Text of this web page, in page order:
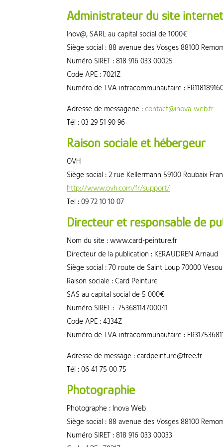
Administrateur du site
Inov@, SARL au capital social de 1000€
Siège social : 88 avenue des Vosges 88100
Numéro SIRET : 818 916 033 00025
Code APE : 7021Z
Numéro de TVA intracommunautaire :
Adresse de messagerie :contact@inova-web.fr
Tél : 03 29 51 90 96
Raison sociale et hébergeur
OVH
Siège social : 2 rue Kellermann 59100 Roubaix
http://www.ovh.com/fr/support/
Tel : 09 72 10 10 07
Directeur et responsable de
Nom du site : www.card-peinture.fr
Directeur de la publication : KERAUDREN Arnaud
Siège social : 70 route de Saint Loup 70000
Raison sociale : Card Peinture
SAS au capital social de 5 000€
Numéro SIRET : 75368114700041
Code APE : 4334Z
Numéro de TVA intracommunautaire :
Adresse de message : cardpeinture@free.fr
Tél : 06 41 75 00 75
Photographie
Photographe : Inova Web
Siège social : 88 avenue des Vosges 88100
Numéro SIRET : 818 916 033 00033